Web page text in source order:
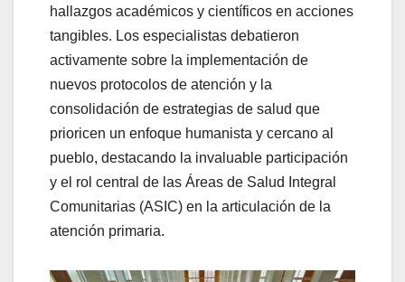
hallazgos académicos y científicos en acciones
tangibles. Los especialistas debatieron
activamente sobre la implementación de
nuevos protocolos de atención y la
consolidación de estrategias de salud que
prioricen un enfoque humanista y cercano al
pueblo, destacando la invaluable participación
y el rol central de las Áreas de Salud Integral
Comunitarias (ASIC) en la articulación de la
atención primaria.